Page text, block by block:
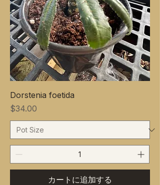
Dorstenia foetida
価格
$34.00
カートに追加する